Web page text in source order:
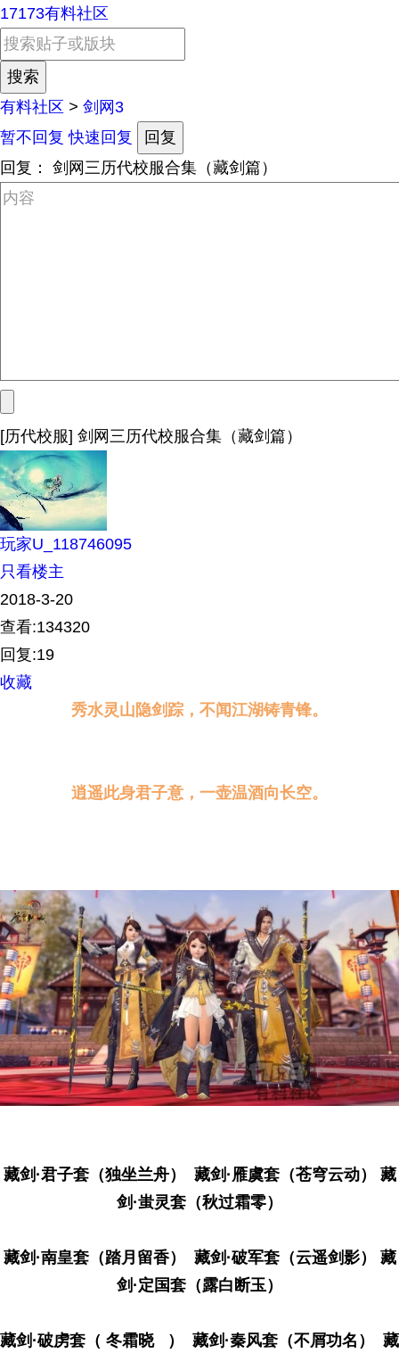
17173有料社区
有料社区 > 剑网3
暂不回复 快速回复
回复
回复：
剑网三历代校服合集（藏剑篇）
[历代校服] 剑网三历代校服合集（藏剑篇）
玩家U_118746095
只看楼主
2018-3-20
查看:134320
回复:19
收藏
秀水灵山隐剑踪，不闻江湖铸青锋。
逍遥此身君子意，一壶温酒向长空。
藏剑·君子套（独坐兰舟） 藏剑·雁虞套（苍穹云动） 藏
剑·蚩灵套（秋过霜零）
藏剑·南皇套（踏月留香） 藏剑·破军套（云遥剑影） 藏
剑·定国套（露白断玉）
藏剑·破虏套（ 冬霜晓 ） 藏剑·秦风套（不屑功名） 藏